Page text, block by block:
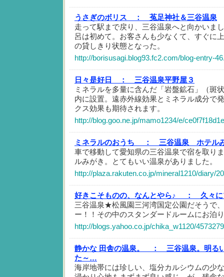
うさぎのボリス ：
菟足神社＆三谷温泉
走って駅まで戻り、三谷温泉へと向かいま
呂は初めて。お客さんも少なくて、すぐに
の貸しきり状態となった。
http://borisusagi.blog93.fc2.com/blog-entry-
日々是好日 ：
三谷温泉平野屋３
ミネラルを多量に含んだ「岩盤鉱石」（斑
内に設置。遠赤外線効果とミネラル成分で
クス効果も期待されます。
http://blog.goo.ne.jp/mamo1234/e/
ミネラルのおうち ：
三谷温泉 ホテル
車で移動して愛知県の三谷温泉で宿を取り
ルみがき。とてもいい温泉がありました。
http://plaza.rakuten.co.jp/mineral1210/diary/
好きこそものの、なんとやら♪ ：
久々
三谷温泉★松風園三河湾国定公園だそうで
ー！！その中のスタンダードルームにお泊
http://blogs.yahoo.co.jp/chika_w1120/
静かな 田舎の温泉。 ：
三谷温泉。明る
た～…
海岸地帯には珍しい、塩分カルシウムの少